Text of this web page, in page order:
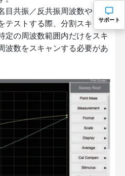
目共振／反共振周波数やその
テストする際、分割スキャン
定の周波数範囲内だけをスキ
波数をスキャンする必要があ
サポート